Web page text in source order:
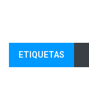
ETIQUETAS